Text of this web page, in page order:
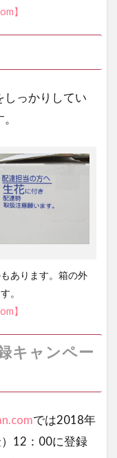
】
しっかりしてい
あります。箱の外
。
】
キャンペー
では2018年
12：00に登録